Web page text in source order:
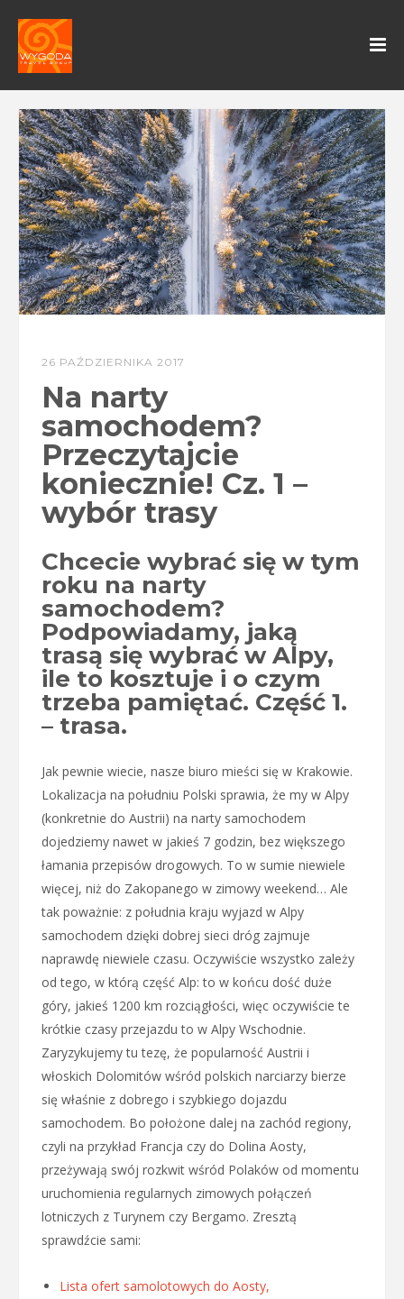
26 PAŹDZIERNIKA 2017
Na narty
samochodem?
Przeczytajcie
koniecznie! Cz. 1 –
wybór trasy
Chcecie wybrać się w tym
roku na narty
samochodem?
Podpowiadamy, jaką
trasą się wybrać w Alpy,
ile to kosztuje i o czym
trzeba pamiętać. Część 1.
– trasa.
Jak pewnie wiecie, nasze biuro mieści się w Krakowie.
Lokalizacja na południu Polski sprawia, że my w Alpy
(konkretnie do Austrii) na narty samochodem
dojedziemy nawet w jakieś 7 godzin, bez większego
łamania przepisów drogowych. To w sumie niewiele
więcej, niż do Zakopanego w zimowy weekend… Ale
tak poważnie: z południa kraju wyjazd w Alpy
samochodem dzięki dobrej sieci dróg zajmuje
naprawdę niewiele czasu. Oczywiście wszystko zależy
od tego, w którą część Alp: to w końcu dość duże
góry, jakieś 1200 km rozciągłości, więc oczywiście te
krótkie czasy przejazdu to w Alpy Wschodnie.
Zaryzykujemy tu tezę, że popularność Austrii i
włoskich Dolomitów wśród polskich narciarzy bierze
się właśnie z dobrego i szybkiego dojazdu
samochodem. Bo położone dalej na zachód regiony,
czyli na przykład Francja czy do Dolina Aosty,
przeżywają swój rozkwit wśród Polaków od momentu
uruchomienia regularnych zimowych połączeń
lotniczych z Turynem czy Bergamo. Zresztą
sprawdźcie sami:
Lista ofert samolotowych do Aosty,